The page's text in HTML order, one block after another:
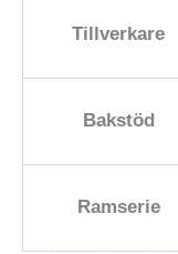
Tillverkare
Bakstöd
Ramserie